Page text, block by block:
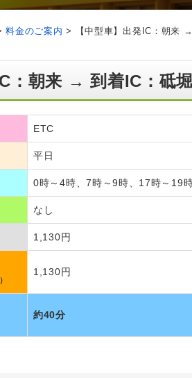
料金のご案内 > 【中型車】出発IC：朝来
：朝来 → 到着IC：砥堀
ETC
平日
0時～4時、7時～9時、17時～19
なし
1,130円
1,130円
約40分